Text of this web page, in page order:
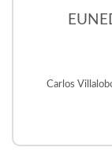
Carlos